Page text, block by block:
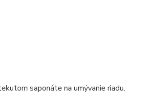
saponáte na umývanie riadu.